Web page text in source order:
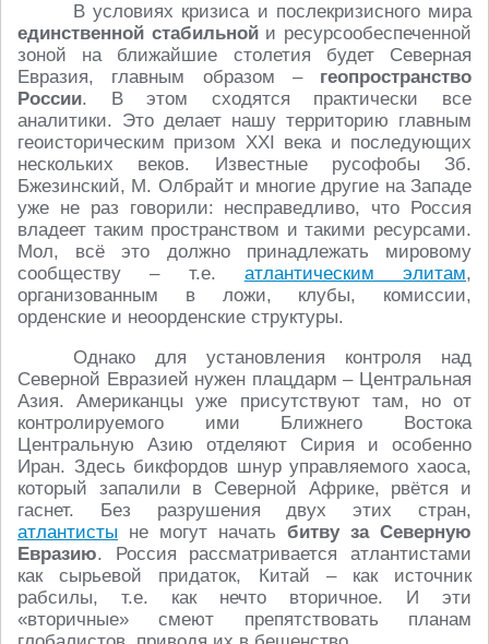
В условиях кризиса и послекризисного мира
единственной стабильнойи ресурсообеспеченной
зоной на ближайшие столетия будет Северная
Евразия, главным образом – геопространство
России. В этом сходятся практически все
аналитики. Это делает нашу территорию главным
геоисторическим призом XXI века и последующих
нескольких веков. Известные русофобы Зб.
Бжезинский, М. Олбрайт и многие другие на Западе
уже не раз говорили: несправедливо, что Россия
владеет таким пространством и такими ресурсами.
Мол, всё это должно принадлежать мировому
сообществу – т.е. атлантическим элитам,
организованным в ложи, клубы, комиссии,
орденские и неоорденские структуры.
Однако для установления контроля над
Северной Евразией нужен плацдарм – Центральная
Азия. Американцы уже присутствуют там, но от
контролируемого ими Ближнего Востока
Центральную Азию отделяют Сирия и особенно
Иран. Здесь бикфордов шнур управляемого хаоса,
который запалили в Северной Африке, рвётся и
гаснет. Без разрушения двух этих стран,
атлантисты не могут начать битву за Северную
Евразию. Россия рассматривается атлантистами
как сырьевой придаток, Китай – как источник
рабсилы, т.е. как нечто вторичное. И эти
«вторичные» смеют препятствовать планам